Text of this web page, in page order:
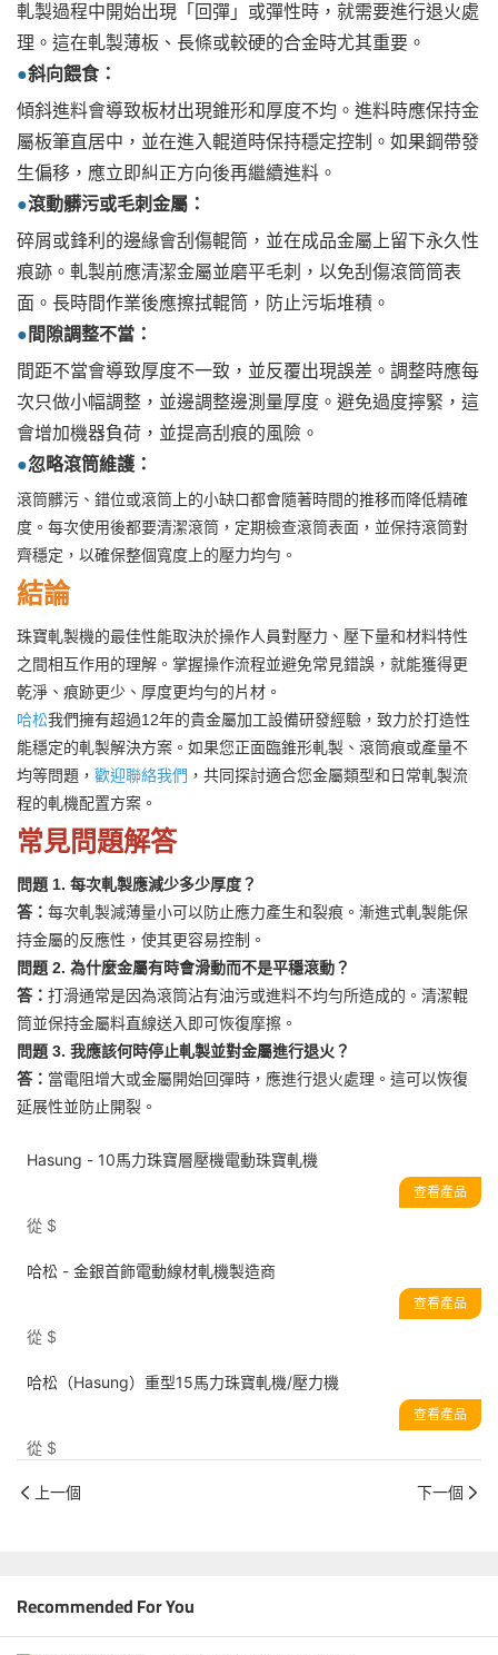
軋製過程中開始出現「回彈」或彈性時，就需要進行退火處
理。這在軋製薄板、長條或較硬的合金時尤其重要。
●斜向餵食：
傾斜進料會導致板材出現錐形和厚度不均。進料時應保持金
屬板筆直居中，並在進入輥道時保持穩定控制。如果鋼帶發
生偏移，應立即糾正方向後再繼續進料。
●滾動髒污或毛刺金屬：
碎屑或鋒利的邊緣會刮傷輥筒，並在成品金屬上留下永久性
痕跡。軋製前應清潔金屬並磨平毛刺，以免刮傷滾筒筒表
面。長時間作業後應擦拭輥筒，防止污垢堆積。
● 間隙調整不當：
間距不當會導致厚度不一致，並反覆出現誤差。調整時應每
次只做小幅調整，並邊調整邊測量厚度。避免過度擰緊，這
會增加機器負荷，並提高刮痕的風險。
●忽略滾筒維護：
滾筒髒污、錯位或滾筒上的小缺口都會隨著時間的推移而降低精確
度。每次使用後都要清潔滾筒，定期檢查滾筒表面，並保持滾筒對
齊穩定，以確保整個寬度上的壓力均勻。
結論
珠寶軋製機的最佳性能取決於操作人員對壓力、壓下量和材料特性
之間相互作用的理解。掌握操作流程並避免常見錯誤，就能獲得更
乾淨、痕跡更少、厚度更均勻的片材。
哈松我們擁有超過12年的貴金屬加工設備研發經驗，致力於打造性
能穩定的軋製解決方案。如果您正面臨錐形軋製、滾筒痕或產量不
均等問題， 歡迎聯絡我們 ，共同探討適合您金屬類型和日常軋製流
程的軋機配置方案。
常見問題解答
問題 1. 每次軋製應減少多少厚度？
答： 每次軋製減薄量小可以防止應力產生和裂痕。漸進式軋製能保
持金屬的反應性，使其更容易控制。
問題 2. 為什麼金屬有時會滑動而不是平穩滾動？
答： 打滑通常是因為滾筒沾有油污或進料不均勻所造成的。清潔輥
筒並保持金屬料直線送入即可恢復摩擦。
問題 3. 我應該何時停止軋製並對金屬進行退火？
答： 當電阻增大或金屬開始回彈時，應進行退火處理。這可以恢復
延展性並防止開裂。
Hasung - 10馬力珠寶層壓機電動珠寶軋機
從 $
查看產品
哈松 - 金銀首飾電動線材軋機製造商
從 $
查看產品
哈松（Hasung）重型15馬力珠寶軋機/壓力機
從 $
查看產品
上一個 下一個
Recommended For You